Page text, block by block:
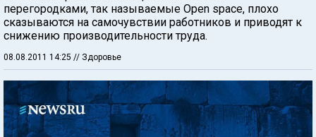
перегородками, так называемые Оpen space, плохо
сказываются на самочувствии работников и приводят к
снижению производительности труда.
08.08.2011 14:25 // Здоровье